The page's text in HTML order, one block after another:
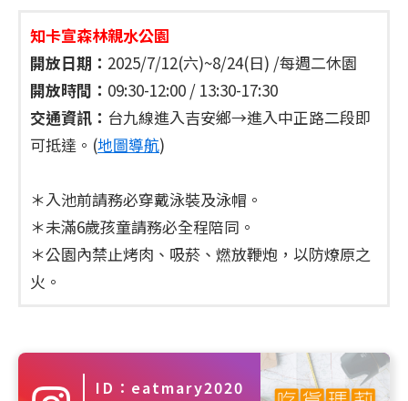
知卡宣森林親水公園
開放日期： 2025/7/12(六)~8/24(日) /每週二休園
開放時間： 09:30-12:00 / 13:30-17:30
交通資訊： 台九線進入吉安鄉→進入中正路二段即
可抵達。(地圖導航)
＊入池前請務必穿戴泳裝及泳帽。
＊未滿6歲孩童請務必全程陪同。
＊公園內禁止烤肉、吸菸、燃放鞭炮，以防燎原之
火。
ID：eatmary2020